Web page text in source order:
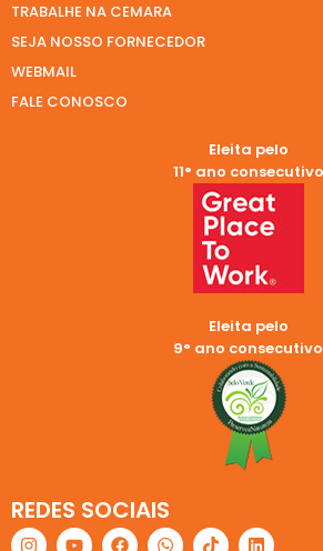
TRABALHE NA CEMARA
SEJA NOSSO FORNECEDOR
WEBMAIL
FALE CONOSCO
Eleita pelo
11° ano consecutivo
Eleita pelo
9° ano consecutivo
REDES SOCIAIS